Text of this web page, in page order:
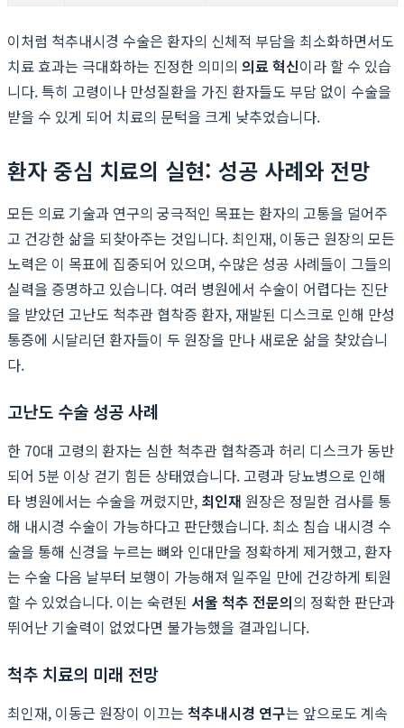
이처럼 척추내시경 수술은 환자의 신체적 부담을 최소화하면서도
치료 효과는 극대화하는 진정한 의미의 의료 혁신이라 할 수 있습
니다. 특히 고령이나 만성질환을 가진 환자들도 부담 없이 수술을
받을 수 있게 되어 치료의 문턱을 크게 낮추었습니다.
환자 중심 치료의 실현: 성공 사례와 전망
모든 의료 기술과 연구의 궁극적인 목표는 환자의 고통을 덜어주
고 건강한 삶을 되찾아주는 것입니다. 최인재, 이동근 원장의 모든
노력은 이 목표에 집중되어 있으며, 수많은 성공 사례들이 그들의
실력을 증명하고 있습니다. 여러 병원에서 수술이 어렵다는 진단
을 받았던 고난도 척추관 협착증 환자, 재발된 디스크로 인해 만성
통증에 시달리던 환자들이 두 원장을 만나 새로운 삶을 찾았습니
다.
고난도 수술 성공 사례
한 70대 고령의 환자는 심한 척추관 협착증과 허리 디스크가 동반
되어 5분 이상 걷기 힘든 상태였습니다. 고령과 당뇨병으로 인해
타 병원에서는 수술을 꺼렸지만, 최인재 원장은 정밀한 검사를 통
해 내시경 수술이 가능하다고 판단했습니다. 최소 침습 내시경 수
술을 통해 신경을 누르는 뼈와 인대만을 정확하게 제거했고, 환자
는 수술 다음 날부터 보행이 가능해져 일주일 만에 건강하게 퇴원
할 수 있었습니다. 이는 숙련된 서울 척추 전문의의 정확한 판단과
뛰어난 기술력이 없었다면 불가능했을 결과입니다.
척추 치료의 미래 전망
최인재, 이동근 원장이 이끄는 척추내시경 연구는 앞으로도 계속